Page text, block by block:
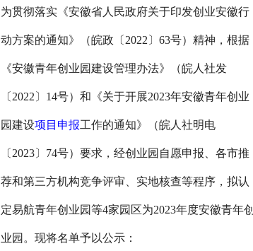
为贯彻落实《安徽省人民政府关于印发创业安徽行
动方案的通知》（皖政〔2022〕63号）精神，根据
《安徽青年创业园建设管理办法》（皖人社发
〔2022〕14号）和《关于开展2023年安徽青年创业
园建设项目申报工作的通知》（皖人社明电
〔2023〕74号）要求，经创业园自愿申报、各市推
荐和第三方机构竞争评审、实地核查等程序，拟认
定易航青年创业园等4家园区为2023年度安徽青年创
业园。现将名单予以公示：